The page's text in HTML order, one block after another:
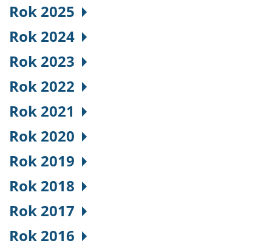
Rok 2025
Rok 2024
Rok 2023
Rok 2022
Rok 2021
Rok 2020
Rok 2019
Rok 2018
Rok 2017
Rok 2016